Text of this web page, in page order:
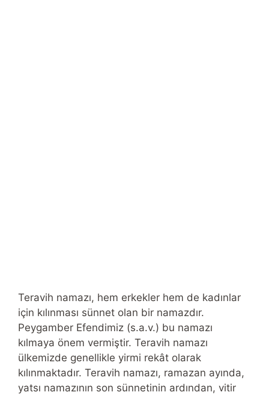
Teravih namazı, hem erkekler hem de kadınlar
için kılınması sünnet olan bir namazdır.
Peygamber Efendimiz (s.a.v.) bu namazı
kılmaya önem vermiştir. Teravih namazı
ülkemizde genellikle yirmi rekât olarak
kılınmaktadır. Teravih namazı, ramazan ayında,
yatsı namazının son sünnetinin ardından, vitir